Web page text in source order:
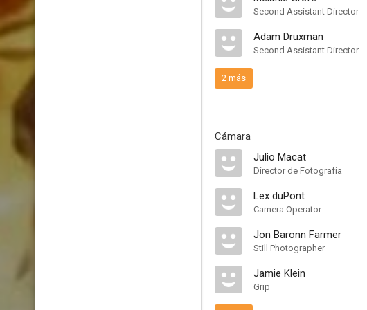
Second Assistant Director
Adam Druxman
Second Assistant Director
2 más
Cámara
Julio Macat
Director de Fotografía
Lex duPont
Camera Operator
Jon Baronn Farmer
Still Photographer
Jamie Klein
Grip